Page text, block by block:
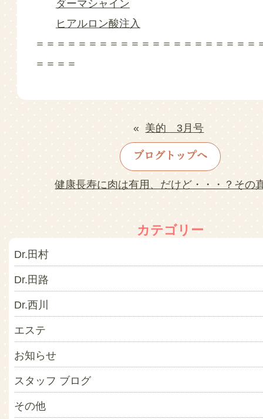
ダーマシャイン
ヒアルロン酸注入
＝＝＝＝＝＝＝＝＝＝＝＝＝＝＝＝＝＝＝＝＝
＝＝＝＝
« 美的 3月号
ブログトップへ
健康長寿に肉は有用、だけど・・・？その
カテゴリー
Dr.田村
Dr.田路
Dr.西川
エステ
お知らせ
スタッフ ブログ
その他